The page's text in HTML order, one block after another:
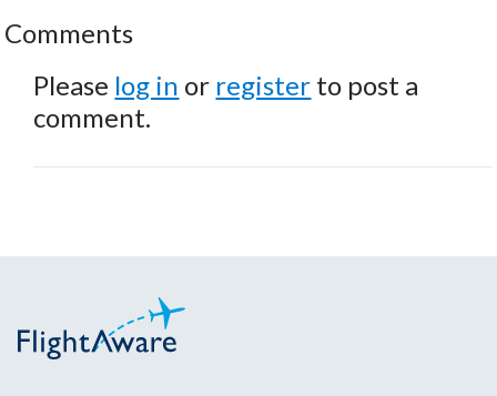
Comments
Please log in or register to post a
comment.